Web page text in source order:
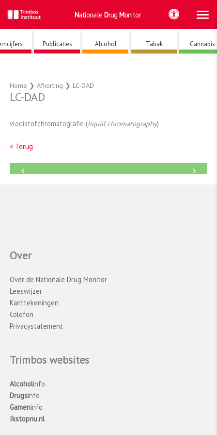
naar
de
inhoud
Nationale Drug Monitor
Publicaties Alcohol Tabak Cannabis
Home ❯ Afkorting ❯ LC-DAD
LC-DAD
vloeistofchromatografie (liquid chromatography)
< Terug
→
←
Over
Over de Nationale Drug Monitor
Leeswijzer
Kanttekeningen
Colofon
Privacystatement
Trimbos websites
Alcoholinfo
Drugsinfo
Gameninfo
Ikstopnu.nl